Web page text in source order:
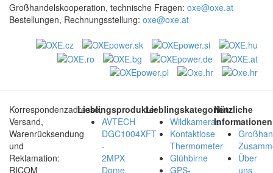
Großhandelskooperation, technische Fragen: oxe@oxe.at
Bestellungen, Rechnungsstellung: oxe@oxe.at
Korrespondenzadresse,
Versand,
Warenrücksendung
und
Reklamation:
RICOM
Lieblingsprodukte:
AVTECH
DGC1004XFT
-
2MPX
Dome
Lieblingskategorien:
Wildkameras
Kontaktlose
Thermometer
Glühbirne
GPS-
Nützliche
Über
uns